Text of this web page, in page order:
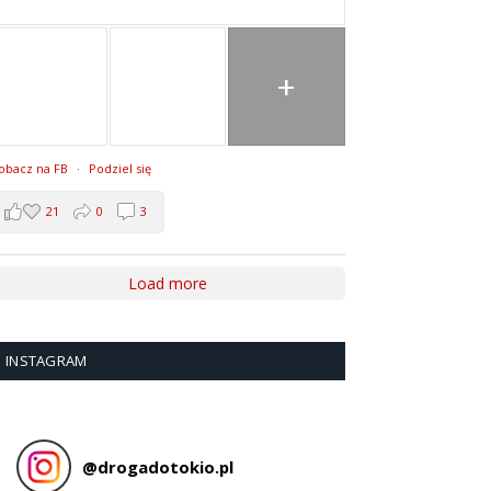
+
na FB · Podziel się
21 0 3
Load more
INSTAGRAM
@drogadotokio.pl